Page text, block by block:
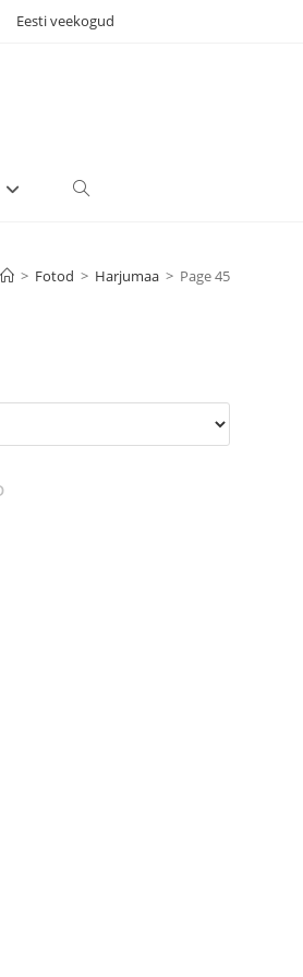
Eesti veekogud
TOGGLE
> Fotod > Harjumaa > Page 45